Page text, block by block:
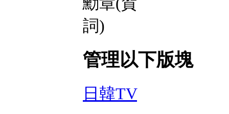
管理以下版塊
日韓TV